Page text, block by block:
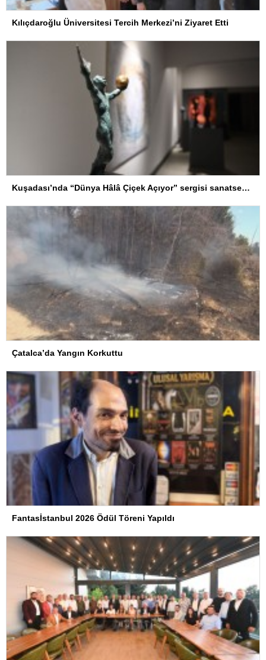
Kılıçdaroğlu Üniversitesi Tercih Merkezi’ni Ziyaret Etti
Kuşadası’nda “Dünya Hâlâ Çiçek Açıyor” sergisi sanatseverlerle buluşuyor
Çatalca’da Yangın Korkuttu
Fantasİstanbul 2026 Ödül Töreni Yapıldı